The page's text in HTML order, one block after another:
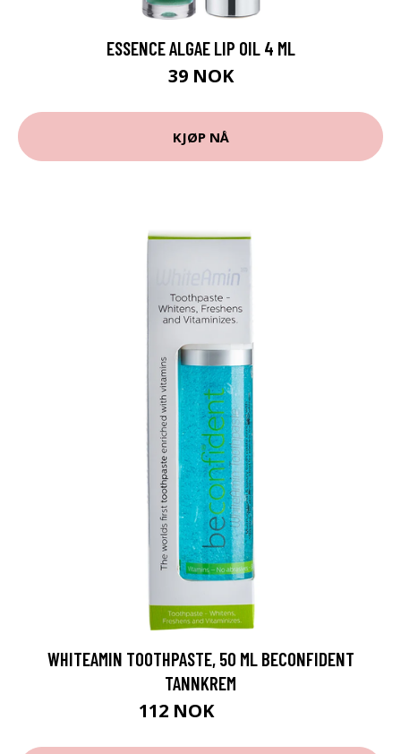
ESSENCE ALGAE LIP OIL 4 ML
39 NOK
KJØP NÅ
WHITEAMIN TOOTHPASTE, 50 ML BECONFIDENT
TANNKREM
112 NOK